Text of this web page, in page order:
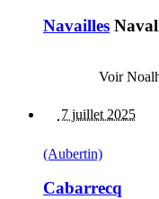
Navailles
Voir
7 juillet 2025
(Aubertin)
Cabarrecq